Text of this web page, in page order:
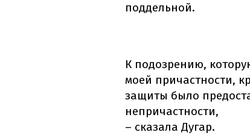
поддельной.
К подозрению,
моей причастности,
защиты было
непричастности,
– сказала Дугар.